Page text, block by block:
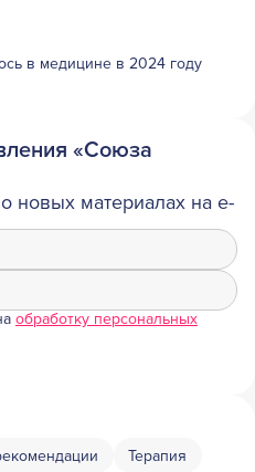
в медицине в 2024 году
«Союза
новых материалах на e-
обработку персональных
Терапия